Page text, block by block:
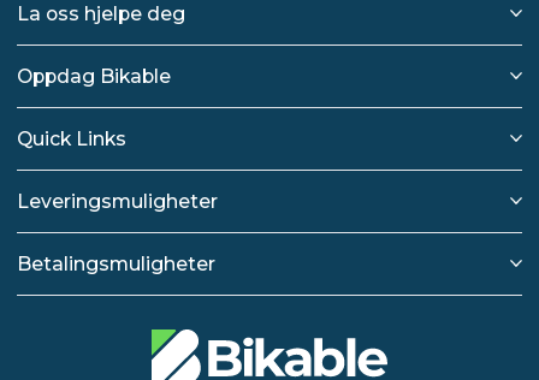
La oss hjelpe deg
Oppdag Bikable
Quick Links
Leveringsmuligheter
Betalingsmuligheter